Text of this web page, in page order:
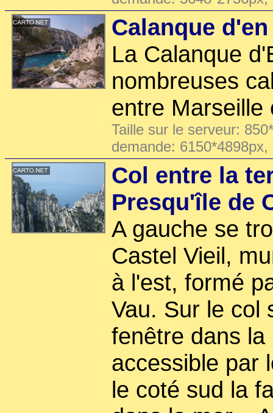
Calanque d'en
La Calanque
nombreuses
entre Marseille
Taille sur le serveur:
demande:
Col entre la
Presqu'île de
A gauche se
Castel Vieil,
à l'est, formé
Vau. Sur le col
fenêtre dans
accessible par
le coté sud la